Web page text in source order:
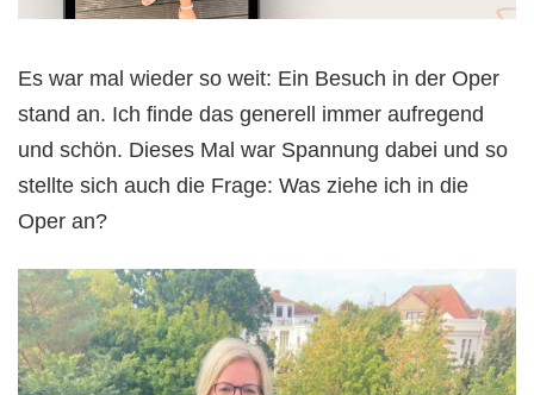
Es war mal wieder so weit: Ein Besuch in der Oper
stand an. Ich finde das generell immer aufregend
und schön. Dieses Mal war Spannung dabei und so
stellte sich auch die Frage: Was ziehe ich in die
Oper an?